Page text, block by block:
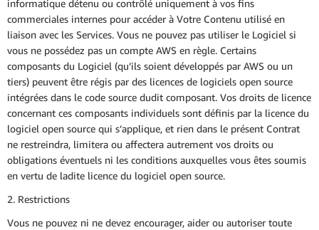
informatique détenu ou contrôlé uniquement à vos fins
commerciales internes pour accéder à Votre Contenu utilisé en
liaison avec les Services. Vous ne pouvez pas utiliser le Logiciel si
vous ne possédez pas un compte AWS en règle. Certains
composants du Logiciel (qu’ils soient développés par AWS ou un
tiers) peuvent être régis par des licences de logiciels open source
intégrées dans le code source dudit composant. Vos droits de licence
concernant ces composants individuels sont définis par la licence du
logiciel open source qui s’applique, et rien dans le présent Contrat
ne restreindra, limitera ou affectera autrement vos droits ou
obligations éventuels ni les conditions auxquelles vous êtes soumis
en vertu de ladite licence du logiciel open source.
2. Restrictions
Vous ne pouvez ni ne devez encourager, aider ou autoriser toute